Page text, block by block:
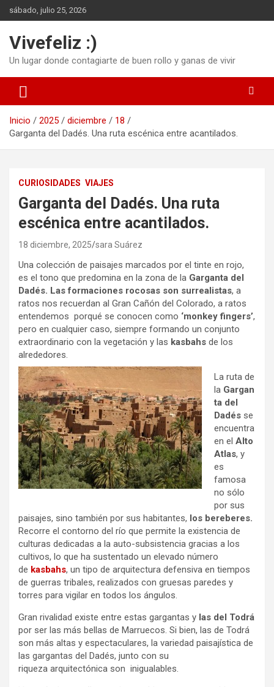
Saltar
al
sábado, julio 25, 2026
Vivefeliz :)
Un lugar donde contagiarte de buen rollo y ganas de vivir
Inicio 2025 diciembre
18
Garganta del Dadés. Una ruta escénica entre acantilados.
CURIOSIDADES VIAJES
Garganta del Dadés. Una ruta
escénica entre acantilados.
18 diciembre, 2025 sara Suárez
Una colección de paisajes marcados por el tinte en rojo,
es el tono que predomina en la zona de la Garganta del
Dadés. Las formaciones rocosas son surrealistas, a
ratos nos recuerdan al Gran Cañón del Colorado, a ratos
entendemos porqué se conocen como ‘monkey fingers’,
pero en cualquier caso, siempre formando un conjunto
extraordinario con la vegetación y las kasbahs de los
alrededores.
La ruta de
la Gargan
ta del
Dadés se
encuentra
en el Alto
Atlas, y
es
famosa
no sólo
por sus
paisajes, sino también por sus habitantes, los bereberes.
Recorre el contorno del río que permite la existencia de
culturas dedicadas a la auto-subsistencia gracias a los
cultivos, lo que ha sustentado un elevado número
de kasbahs, un tipo de arquitectura defensiva en tiempos
de guerras tribales, realizados con gruesas paredes y
torres para vigilar en todos los ángulos.
Gran rivalidad existe entre estas gargantas y las del Todrá
por ser las más bellas de Marruecos. Si bien, las de Todrá
son más altas y espectaculares, la variedad paisajística de
las gargantas del Dadés, junto con su
riqueza arquitectónica son inigualables.